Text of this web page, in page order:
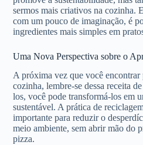
sermos mais criativos na cozinha.
com um pouco de imaginação, é
ingredientes mais simples em
Uma Nova Perspectiva sobre o
A próxima vez que você encontrar
cozinha, lembre-se dessa receita
los, você pode transformá-los em
sustentável. A prática de
importante para reduzir o
meio ambiente, sem abrir mão do
pizza.